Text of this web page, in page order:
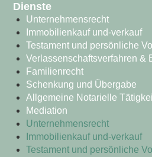
Dienste
Unternehmensrecht
Immobilienkauf und-verkauf
Testament und persönliche
Verlassenschaftsverfahren &
Familienrecht
Schenkung und Übergabe
Allgemeine Notarielle
Mediation
Unternehmensrecht
Immobilienkauf und-verkauf
Testament und persönliche